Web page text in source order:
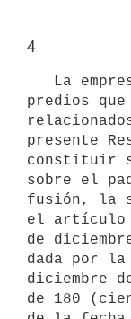
4
predios
presente
constituir
sobre el
fusión, la
el artículo
de
dada por la
diciembre
de 180